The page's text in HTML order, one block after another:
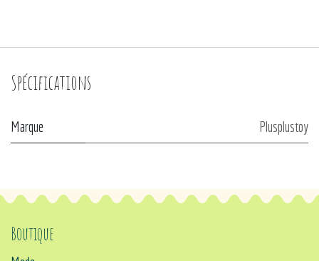
Spécifications
Marque Plusplustoy
Boutique